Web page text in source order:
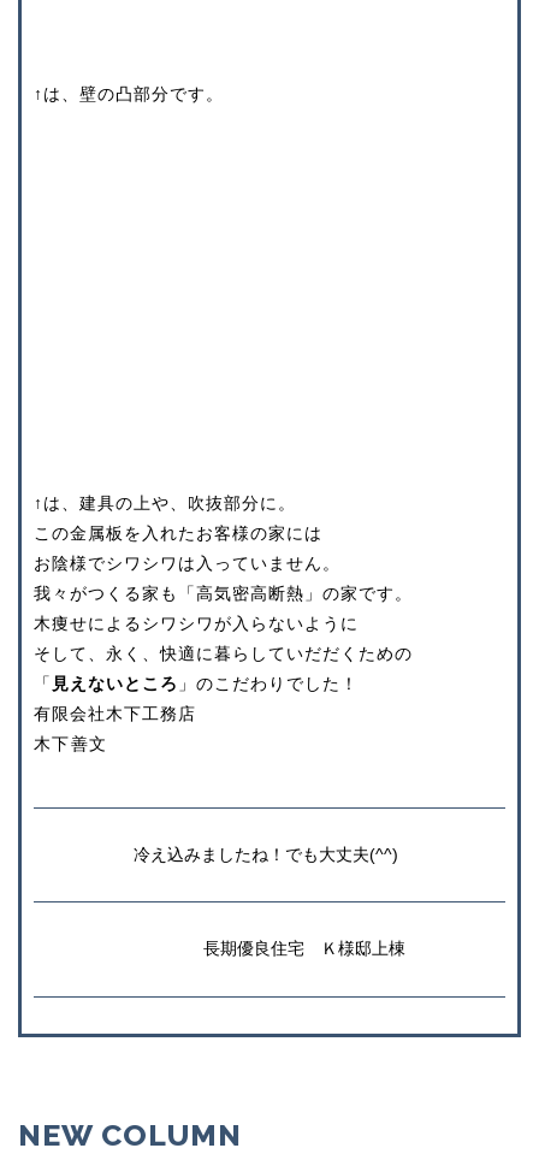
↑は、壁の凸部分です。
↑は、建具の上や、吹抜部分に。
この金属板を入れたお客様の家には
お陰様でシワシワは入っていません。
我々がつくる家も「高気密高断熱」の家です。
木痩せによるシワシワが入らないように
そして、永く、快適に暮らしていだだくための
「 見えないところ 」のこだわりでした！
有限会社木下工務店
木下善文
冷え込みましたね！でも大丈夫(^^)
長期優良住宅 Ｋ様邸上棟
NEW COLUMN